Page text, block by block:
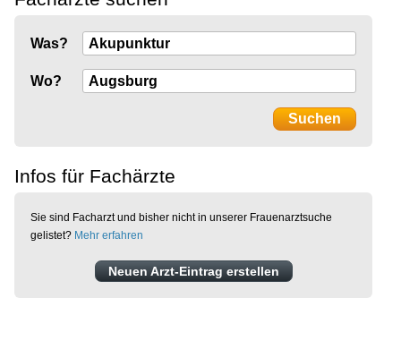
Was?
Wo?
Infos für Fachärzte
Sie sind Facharzt und bisher nicht in unserer Frauenarztsuche
gelistet? Mehr erfahren
Neuen Arzt-Eintrag erstellen